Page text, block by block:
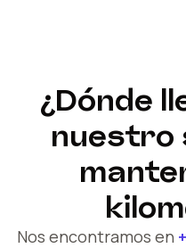
¿Dónde
nuestro
Nos encontramos en